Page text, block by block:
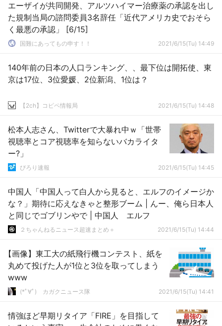
エーザイが共同開発、アルツハイマー治療薬の承認を出し
た規制当局の諮問委員3名辞任「近代アメリカ史でおそら
く最悪の承認」 [6/15]
国難にあってもの申す！！ 2021/6/15(Tu) 14:49
140年前の日本の人口ランキング、、最下位は開拓使、東
京は17位、3位愛媛、2位新潟、1位は？
【2ch】コピペ情報局 2021/6/15(Tu) 14:48
松本人志さん、Twitterで大暴れ中ｗ「世帯
視聴率とコア視聴率を知らないバカライタ
ー?」
ぴろり速報 2021/6/15(Tu) 14:45
中国人「中国人って白人から見ると、エルフのイメージか
な？」期待に応えなきゃと整形ブーム | んー、俺ら日本人
と同じでゴブリンやで | 中国人 エルフ
２ちゃんねるニュース超速まとめ＋ 2021/6/15(Tu) 14:44
【画像】東工大の紙飛行機コンテスト、紙を
丸めて投げた人が1位と3位を取ってしまう
www
(*ﾟ∀ﾟ)ゞカガクニュース隊 2021/6/15(Tu) 14:41
情強ほど早期リタイア「FIRE」を目指して